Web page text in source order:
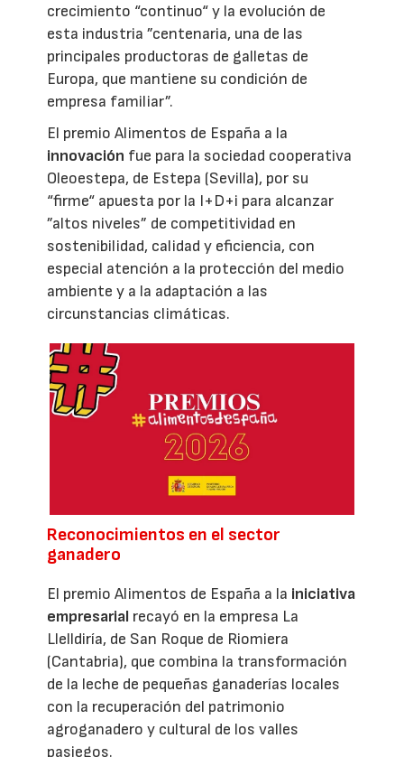
crecimiento “continuo“ y la evolución de
esta industria ”centenaria, una de las
principales productoras de galletas de
Europa, que mantiene su condición de
empresa familiar”.
El premio Alimentos de España a la
innovación fue para la sociedad cooperativa
Oleoestepa, de Estepa (Sevilla), por su
“firme“ apuesta por la I+D+i para alcanzar
”altos niveles” de competitividad en
sostenibilidad, calidad y eficiencia, con
especial atención a la protección del medio
ambiente y a la adaptación a las
circunstancias climáticas.
Reconocimientos en el sector
ganadero
El premio Alimentos de España a la iniciativa
empresarial recayó en la empresa La
Llelldiría, de San Roque de Riomiera
(Cantabria), que combina la transformación
de la leche de pequeñas ganaderías locales
con la recuperación del patrimonio
agroganadero y cultural de los valles
pasiegos.